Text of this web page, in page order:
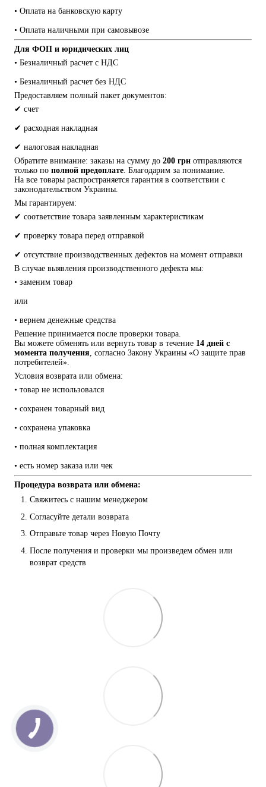
• Оплата на банковскую карту
• Оплата наличными при самовывозе
Для ФОП и юридических лиц
• Безналичный расчет с НДС
• Безналичный расчет без НДС
Предоставляем полный пакет документов:
✔ счет
✔ расходная накладная
✔ налоговая накладная
Обратите внимание: заказы на сумму до 200 грн отправляются
только по полной предоплате. Благодарим за понимание.
На все товары распространяется гарантия в соответствии с
законодательством Украины.
Мы гарантируем:
✔ соответствие товара заявленным характеристикам
✔ проверку товара перед отправкой
✔ отсутствие производственных дефектов на момент отправки
В случае выявления производственного дефекта мы:
• заменим товар
или
• вернем денежные средства
Решение принимается после проверки товара.
Вы можете обменять или вернуть товар в течение 14 дней с
момента получения, согласно Закону Украины «О защите прав
потребителей».
Условия возврата или обмена:
• товар не использовался
• сохранен товарный вид
• сохранена упаковка
• полная комплектация
• есть номер заказа или чек
Процедура возврата или обмена:
Свяжитесь с нашим менеджером
Согласуйте детали возврата
Отправьте товар через Новую Почту
После получения и проверки мы произведем обмен или
возврат средств